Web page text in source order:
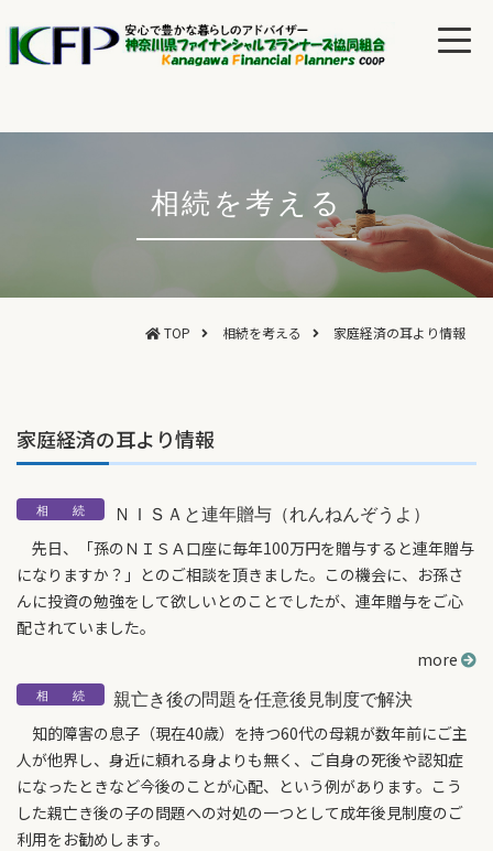
相続を考える
TOP 相続を考える 家庭経済の耳より情報
家庭経済の耳より情報
ＮＩＳＡと連年贈与（れんねんぞうよ）
先日、「孫のＮＩＳＡ口座に毎年100万円を贈与すると連年贈与
になりますか？」とのご相談を頂きました。この機会に、お孫さ
んに投資の勉強をして欲しいとのことでしたが、連年贈与をご心
配されていました。
more
親亡き後の問題を任意後見制度で解決
知的障害の息子（現在40歳）を持つ60代の母親が数年前にご主
人が他界し、身近に頼れる身よりも無く、ご自身の死後や認知症
になったときなど今後のことが心配、という例があります。こう
した親亡き後の子の問題への対処の一つとして成年後見制度のご
利用をお勧めします。